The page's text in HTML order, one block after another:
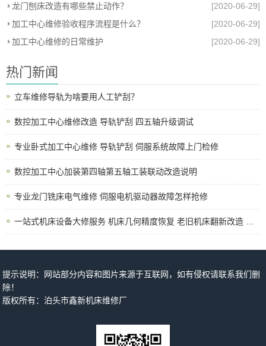
龙门刨床改造有哪些禁止动作？
[2020-06-29]
加工中心维修验收程序流程是什么？
[2020-06-29]
加工中心维修的日常维护
[2020-06-29]
热门新闻
立车维修导轨为啥要用人工铲刮？
数控加工中心维修改造 导轨铲刮 四五轴升级调试
专业卧式加工中心维修 导轨铲刮 伺服系统故障上门检修
数控加工中心加装第四轴第五轴工装联动改造说明
专业龙门铣床电气维修 伺服电机驱动器故障怎样抢修
提示说明：网站部分内容和图片来源于互联网，如有侵权请联系我们删
除！
版权所有：泊头市鑫新机床维修厂